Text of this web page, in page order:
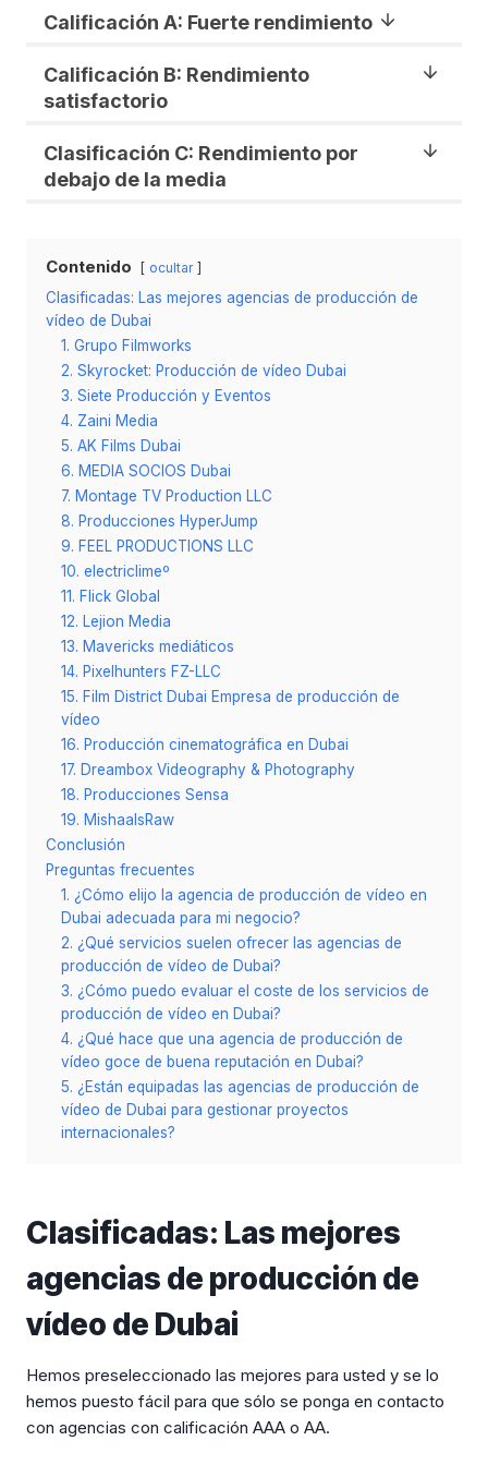
Calificación A: Fuerte rendimiento
Calificación B: Rendimiento
satisfactorio
Clasificación C: Rendimiento por
debajo de la media
Contenido ocultar
Clasificadas: Las mejores agencias de producción de
vídeo de Dubai
1. Grupo Filmworks
2. Skyrocket: Producción de vídeo Dubai
3. Siete Producción y Eventos
4. Zaini Media
5. AK Films Dubai
6. MEDIA SOCIOS Dubai
7. Montage TV Production LLC
8. Producciones HyperJump
9. FEEL PRODUCTIONS LLC
10. electriclimeº
11. Flick Global
12. Lejion Media
13. Mavericks mediáticos
14. Pixelhunters FZ-LLC
15. Film District Dubai Empresa de producción de
vídeo
16. Producción cinematográfica en Dubai
17. Dreambox Videography & Photography
18. Producciones Sensa
19. MishaalsRaw
Conclusión
Preguntas frecuentes
1. ¿Cómo elijo la agencia de producción de vídeo en
Dubai adecuada para mi negocio?
2. ¿Qué servicios suelen ofrecer las agencias de
producción de vídeo de Dubai?
3. ¿Cómo puedo evaluar el coste de los servicios de
producción de vídeo en Dubai?
4. ¿Qué hace que una agencia de producción de
vídeo goce de buena reputación en Dubai?
5. ¿Están equipadas las agencias de producción de
vídeo de Dubai para gestionar proyectos
internacionales?
Clasificadas: Las mejores
agencias de producción de
vídeo de Dubai
Hemos preseleccionado las mejores para usted y se lo
hemos puesto fácil para que sólo se ponga en contacto
con agencias con calificación AAA o AA.